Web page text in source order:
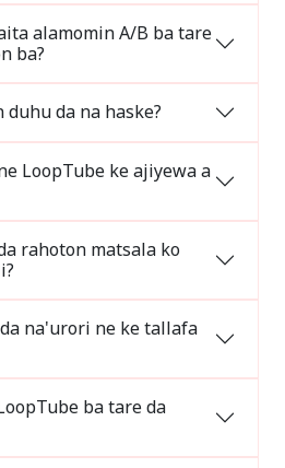
alamomin A/B ba tare
da sake loda bidiyon ba?
da na haske?
LoopTube ke ajiyewa a
rahoton matsala ko
na'urori ne ke tallafa
ba tare da